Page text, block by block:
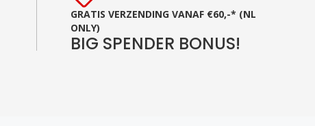
GRATIS VERZENDING VANAF €60,-* (NL
ONLY)
BIG SPENDER BONUS!